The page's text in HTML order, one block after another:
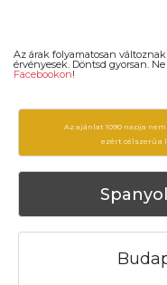
Az árak folyamatosan
érvényesek. Döntsd gyorsan.
Facebookon!
Az ajánlat 1090 napja
ezért célszerű